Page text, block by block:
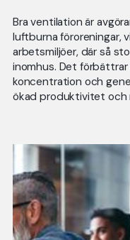
Bra ventilation är
luftburna föroreningar,
arbetsmiljöer, där så
inomhus. Det
koncentration och
ökad produktivitet och